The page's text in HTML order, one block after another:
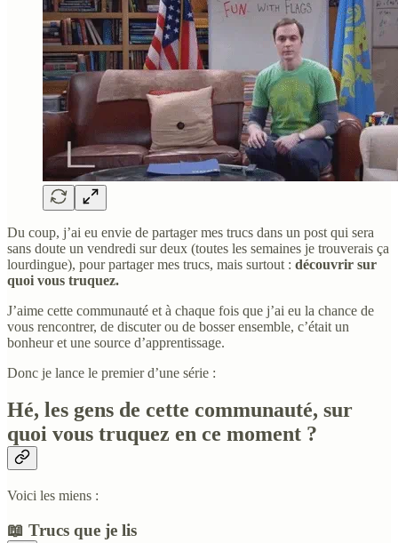
Du coup, j’ai eu envie de partager mes trucs dans un post qui sera
sans doute un vendredi sur deux (toutes les semaines je trouverais ça
lourdingue), pour partager mes trucs, mais surtout : découvrir sur
quoi vous truquez.
J’aime cette communauté et à chaque fois que j’ai eu la chance de
vous rencontrer, de discuter ou de bosser ensemble, c’était un
bonheur et une source d’apprentissage.
Donc je lance le premier d’une série :
Hé, les gens de cette communauté, sur
quoi vous truquez en ce moment ?
Voici les miens :
📖 Trucs que je lis